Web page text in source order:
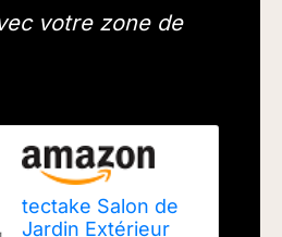
votre zone de
tectake Salon de
Jardin Extérieur